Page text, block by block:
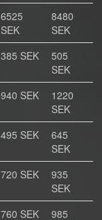
6525
SEK
8480
SEK
385 SEK
505
SEK
940 SEK
1220
SEK
495 SEK
645
SEK
720 SEK
935
SEK
760 SEK
985